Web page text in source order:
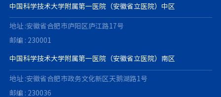
中国科学技术大学附属第一医院（安徽省立医院）中区
地址 :安徽省合肥市庐阳区庐江路17号
邮编 : 230001
中国科学技术大学附属第一医院（安徽省立医院）南区
地址 :安徽省合肥市政务文化新区天鹅湖路1号
邮编 : 230036